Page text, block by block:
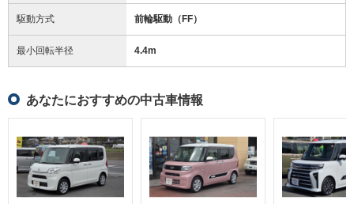
駆動方式 前輪駆動（FF）
最小回転半径 4.4m
あなたにおすすめの中古車情報